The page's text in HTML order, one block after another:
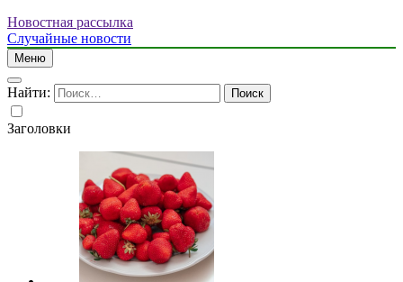
Новостная рассылка
Случайные новости
Меню
Найти:
Заголовки